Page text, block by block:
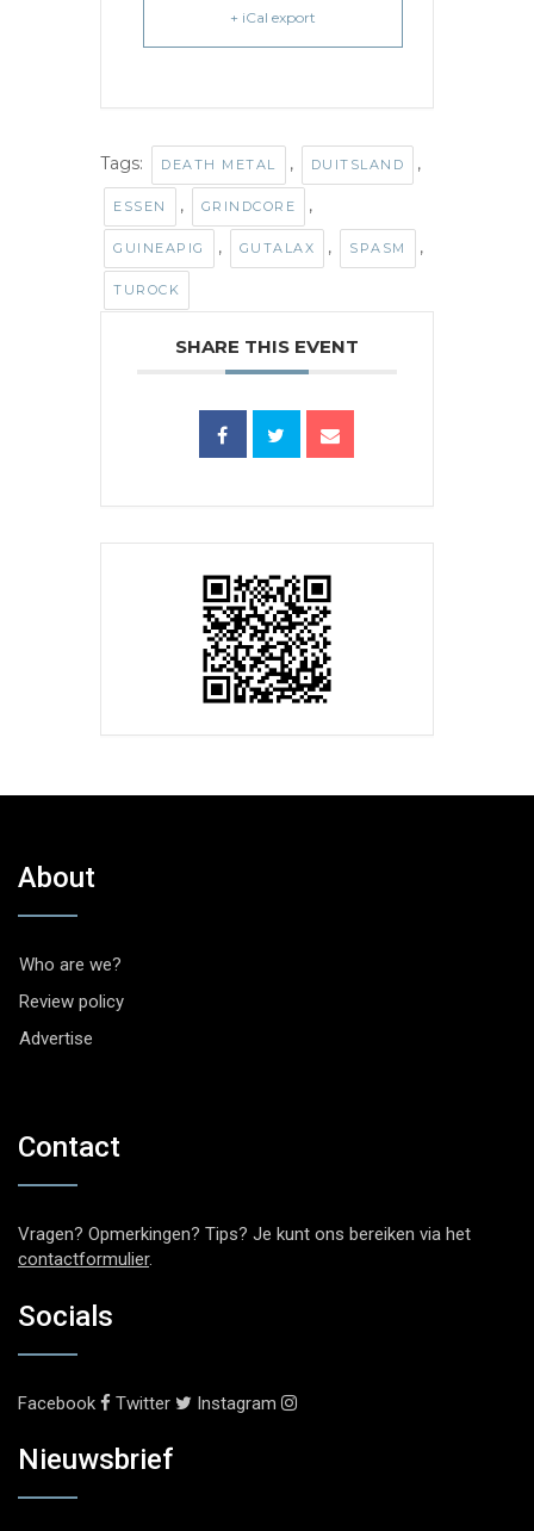
+ iCal export
Tags: DEATH METAL , DUITSLAND ,
ESSEN , GRINDCORE ,
GUINEAPIG , GUTALAX , SPASM ,
TUROCK
SHARE THIS EVENT
About
Who are we?
Review policy
Advertise
Contact
Vragen? Opmerkingen? Tips? Je kunt ons bereiken via het
contactformulier.
Socials
Facebook Twitter Instagram
Nieuwsbrief